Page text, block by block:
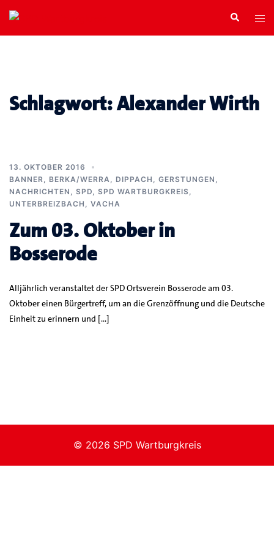
Zum
Inhalt
springen
Search
Schlagwort:Alexander Wirth
13. OKTOBER 2016
BANNER
BERKA/WERRA DIPPACH GERSTUNGEN
NACHRICHTEN
SPD SPD WARTBURGKREIS
UNTERBREIZBACH
VACHA
Zum 03. Oktober in
Bosserode
Alljährlich veranstaltet der SPD Ortsverein Bosserode am 03.
Oktober einen Bürgertreff, um an die Grenzöffnung und die Deutsche
Einheit zu erinnern und […]
© 2026 SPD Wartburgkreis